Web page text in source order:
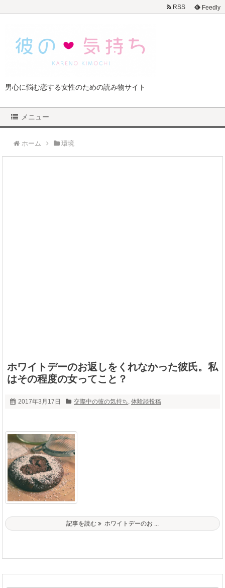
男心に悩む恋する女性のための読み物サイト
メニュー
RSS Feedly
ホーム 環境
ホワイトデーのお返しをくれなかった彼氏。私
はその程度の女ってこと？
2017年3月17日 交際中の彼の気持ち, 体験談投稿
記事を読む ホワイトデーのお ...